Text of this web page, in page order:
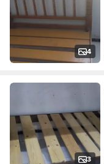
4
3